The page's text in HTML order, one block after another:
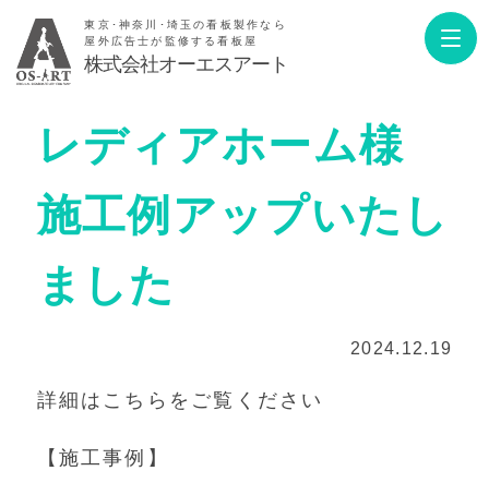
東京･神奈川･埼玉の看板製作なら
屋外広告士が監修する看板屋
株式会社オーエスアート
レディアホーム様
施工例アップいたし
ました
2024.12.19
詳細はこちらをご覧ください
【施工事例】